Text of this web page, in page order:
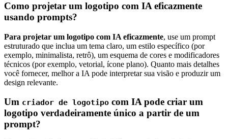
Como projetar um logotipo com IA eficazmente
usando prompts?
Para projetar um logotipo com IA eficazmente, use um prompt
estruturado que inclua um tema claro, um estilo específico (por
exemplo, minimalista, retrô), um esquema de cores e modificadores
técnicos (por exemplo, vetorial, ícone plano). Quanto mais detalhes
você fornecer, melhor a IA pode interpretar sua visão e produzir um
design relevante.
Um criador de logotipo com IA pode criar um
logotipo verdadeiramente único a partir de um
prompt?